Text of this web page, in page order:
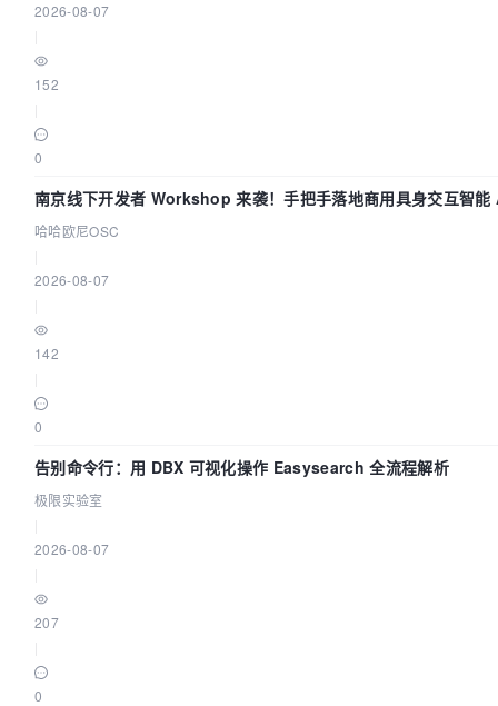
2026-08-07
152
0
南京线下开发者 Workshop 来袭！手把手落地商用具身交互智
用
哈哈欧尼OSC
2026-08-07
142
0
告别命令行：用 DBX 可视化操作 Easysearch 全流程解析
极限实验室
2026-08-07
207
0